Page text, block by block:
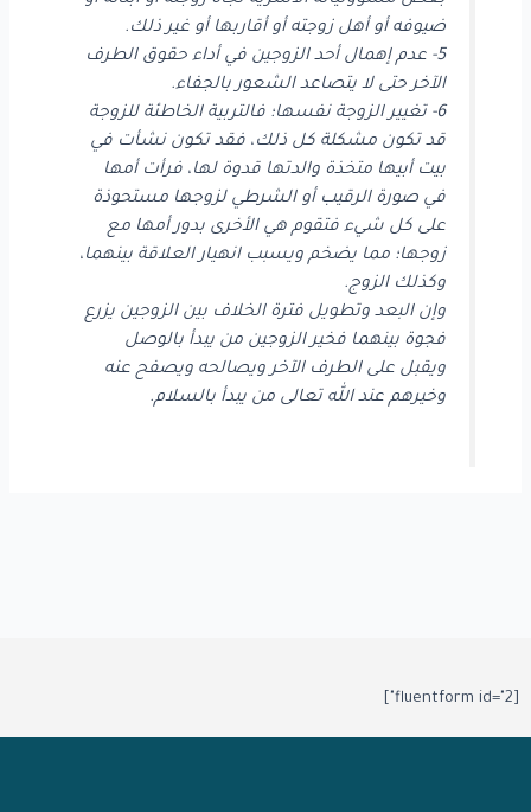
ضيوفه أو أهل زوجته أو أقاربها أو غير ذلك.
5- عدم إهمال أحد الزوجين في أداء حقوق الطرف
الآخر حتى لا يتصاعد الشعور بالجفاء.
6- تغيير الزوجة نفسها؛ فالتربية الخاطئة للزوجة
قد تكون مشكلة كل ذلك، فقد تكون نشأت في
بيت أبيها متخذة والدتها قدوة لها، فرأت أمها
في صورة الرقيب أو الشرطي لزوجها مستحوذة
على كل شيء فتقوم هي الأخرى بدور أمها مع
زوجها؛ مما يضخم ويسبب انهيار العلاقة بينهما،
وكذلك الزوج.
وإن البعد وتطويل فترة الخلاف بين الزوجين يزرع
فجوة بينهما فخير الزوجين من يبدأ بالوصل
ويقبل على الطرف الآخر ويصالحه ويصفح عنه
وخيرهم عند الله تعالى من يبدأ بالسلام.
[fluentform id="2"]